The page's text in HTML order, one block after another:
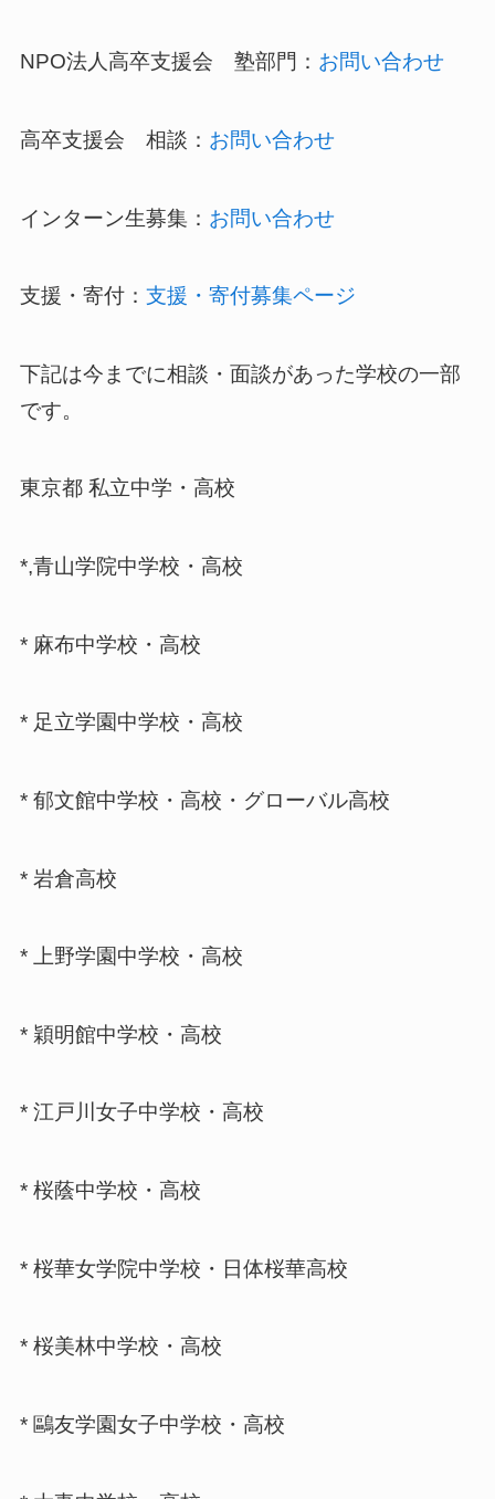
NPO法人高卒支援会 塾部門： お問い合わせ
高卒支援会 相談： お問い合わせ
インターン生募集： お問い合わせ
支援・寄付： 支援・寄付募集ページ
下記は今までに相談・面談があった学校の一部
です。
東京都 私立中学・高校
*,青山学院中学校・高校
* 麻布中学校・高校
* 足立学園中学校・高校
* 郁文館中学校・高校・グローバル高校
* 岩倉高校
* 上野学園中学校・高校
* 穎明館中学校・高校
* 江戸川女子中学校・高校
* 桜蔭中学校・高校
* 桜華女学院中学校・日体桜華高校
* 桜美林中学校・高校
* 鷗友学園女子中学校・高校